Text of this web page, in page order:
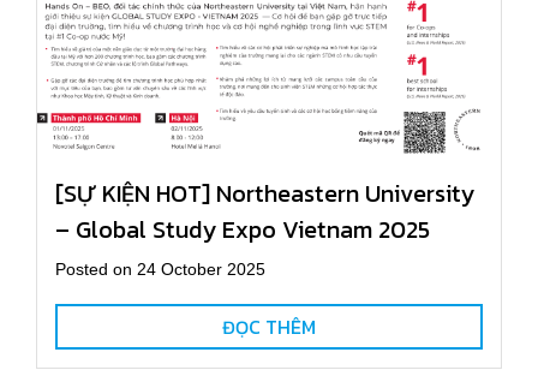
[SỰ KIỆN HOT] Northeastern University
– Global Study Expo Vietnam 2025
Posted on 24 October 2025
ĐỌC THÊM